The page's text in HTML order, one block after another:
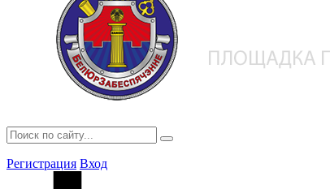
Регистрация Вход